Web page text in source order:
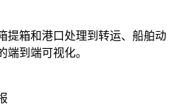
箱和港口处理到转运、船舶动
到端可视化。